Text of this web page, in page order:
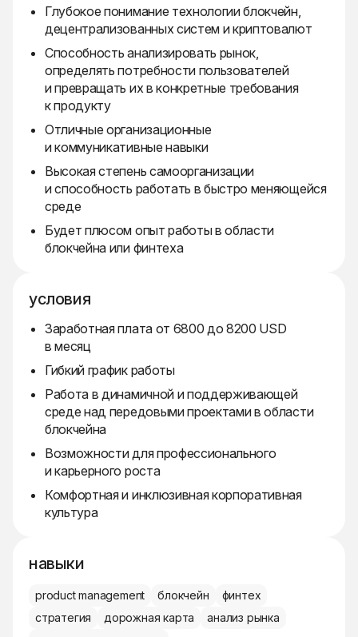
Глубокое понимание технологии блокчейн,
децентрализованных систем и криптовалют
Способность анализировать рынок,
определять потребности пользователей
и превращать их в конкретные требования
к продукту
Отличные организационные
и коммуникативные навыки
Высокая степень самоорганизации
и способность работать в быстро меняющейся
среде
Будет плюсом опыт работы в области
блокчейна или финтеха
условия
Заработная плата от 6800 до 8200 USD
в месяц
Гибкий график работы
Работа в динамичной и поддерживающей
среде над передовыми проектами в области
блокчейна
Возможности для профессионального
и карьерного роста
Комфортная и инклюзивная корпоративная
культура
навыки
product management блокчейн
финтех
стратегия
дорожная карта
анализ рынка